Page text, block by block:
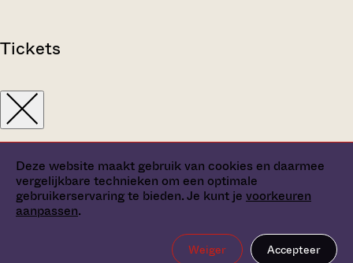
Deze website maakt gebruik van cookies en daarmee
vergelijkbare technieken om een optimale
gebruikerservaring te bieden. Je kunt je voorkeuren
aanpassen.
Weiger Accepteer
Tickets